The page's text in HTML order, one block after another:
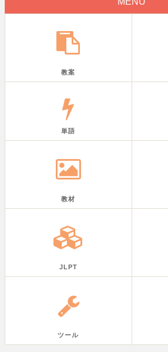
教案
単語
教材
JLPT
ツール